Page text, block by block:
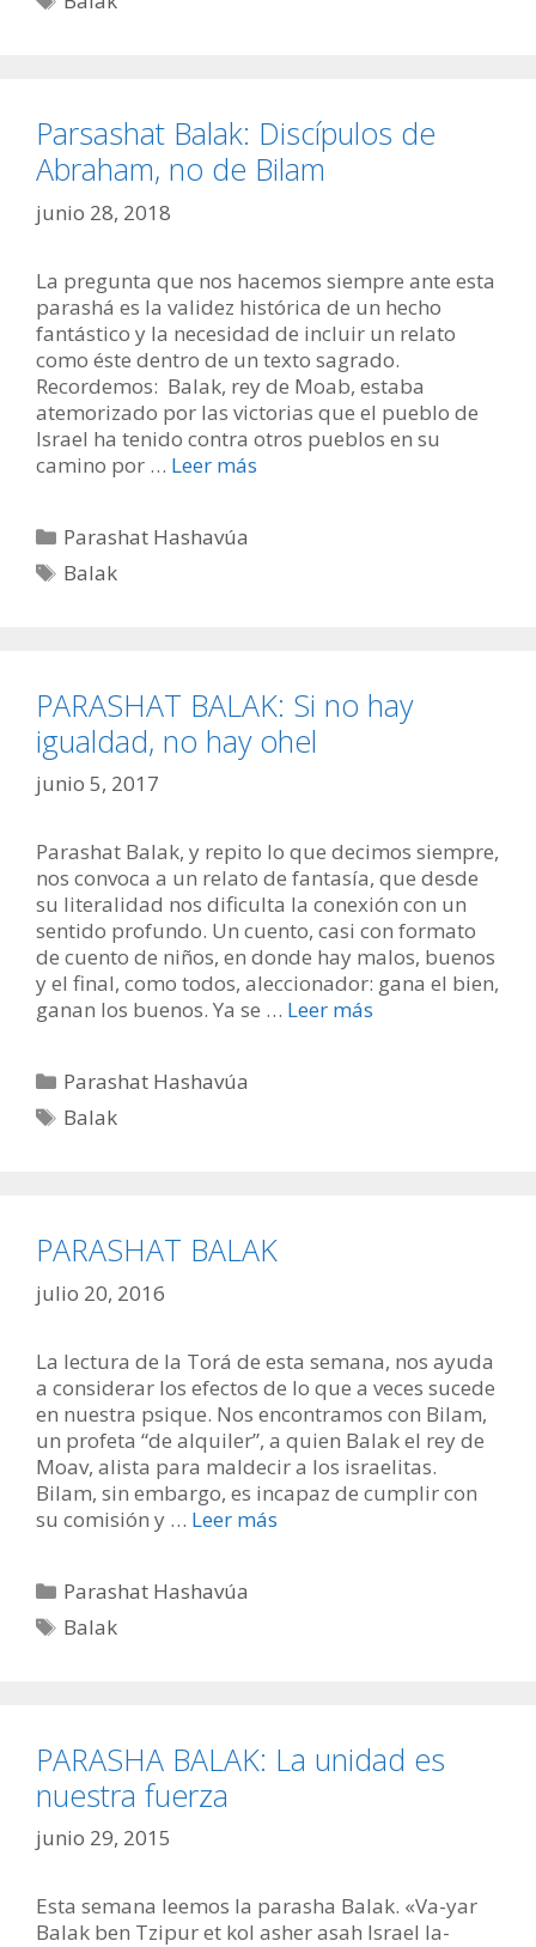
Parsashat Balak: Discípulos de
Abraham, no de Bilam
junio 28, 2018
La pregunta que nos hacemos siempre ante esta
parashá es la validez histórica de un hecho
fantástico y la necesidad de incluir un relato
como éste dentro de un texto sagrado.
Recordemos: Balak, rey de Moab, estaba
atemorizado por las victorias que el pueblo de
Israel ha tenido contra otros pueblos en su
camino por … Leer más
Categorías
Parashat Hashavúa
Etiquetas
Balak
PARASHAT BALAK: Si no hay
igualdad, no hay ohel
junio 5, 2017
Parashat Balak, y repito lo que decimos siempre,
nos convoca a un relato de fantasía, que desde
su literalidad nos dificulta la conexión con un
sentido profundo. Un cuento, casi con formato
de cuento de niños, en donde hay malos, buenos
y el final, como todos, aleccionador: gana el bien,
ganan los buenos. Ya se … Leer más
Categorías
Parashat Hashavúa
Etiquetas
Balak
PARASHAT BALAK
julio 20, 2016
La lectura de la Torá de esta semana, nos ayuda
a considerar los efectos de lo que a veces sucede
en nuestra psique. Nos encontramos con Bilam,
un profeta “de alquiler”, a quien Balak el rey de
Moav, alista para maldecir a los israelitas.
Bilam, sin embargo, es incapaz de cumplir con
su comisión y … Leer más
Categorías
Parashat Hashavúa
Etiquetas
Balak
PARASHA BALAK: La unidad es
nuestra fuerza
junio 29, 2015
Esta semana leemos la parasha Balak. «Va-yar
Balak ben Tzipur et kol asher asah Israel la-